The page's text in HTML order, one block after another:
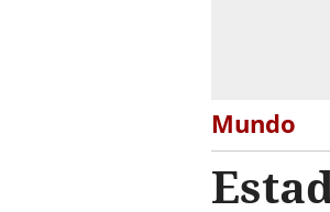
Mundo